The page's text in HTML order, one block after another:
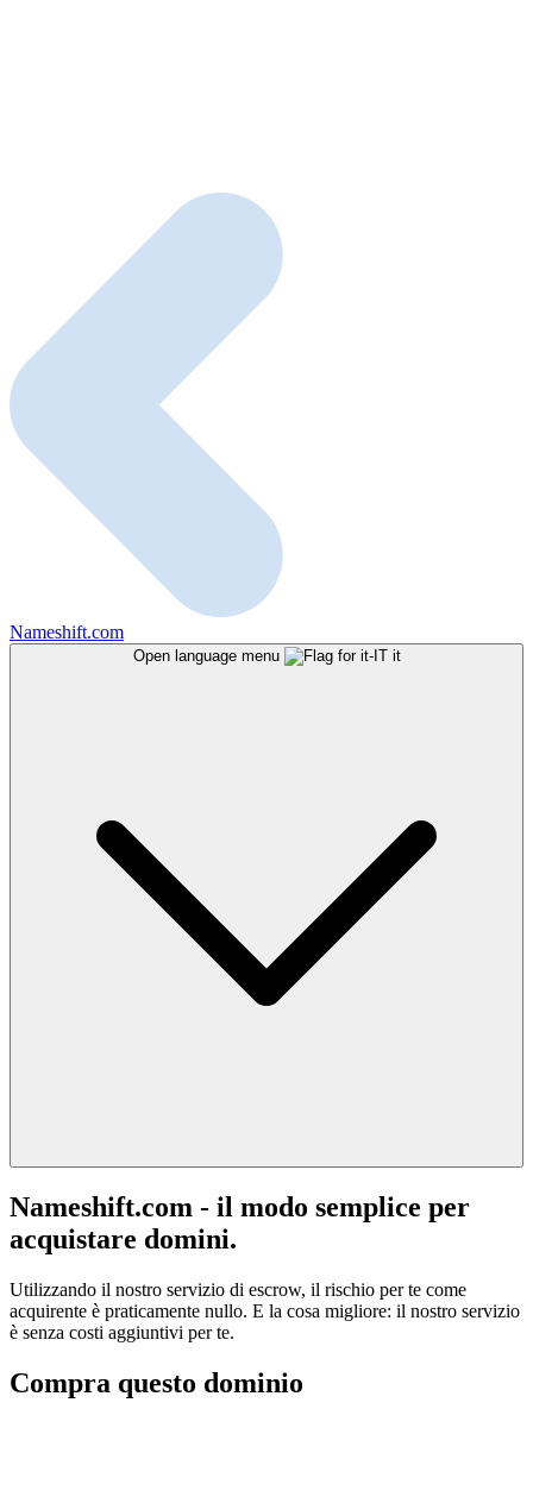
Nameshift.com
Open language menu it
Nameshift.com - il modo semplice per
acquistare domini.
Utilizzando il nostro servizio di escrow, il rischio per te come
acquirente è praticamente nullo. E la cosa migliore: il nostro servizio
è senza costi aggiuntivi per te.
Compra questo dominio